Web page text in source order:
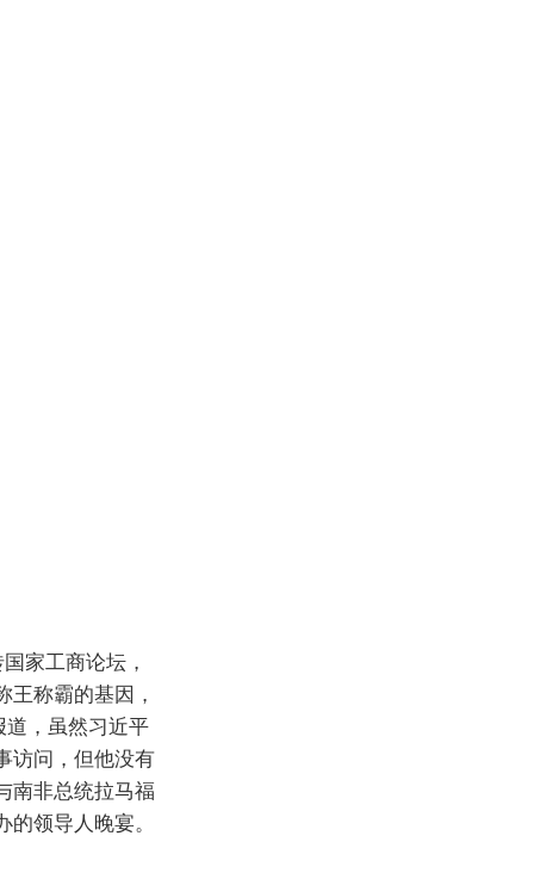
家工商论坛，
称霸的基因，
道，虽然习近平
访问，但他没有
南非总统拉马福
领导人晚宴。